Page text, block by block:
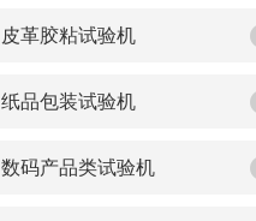
皮革胶粘试验机
纸品包装试验机
数码产品类试验机